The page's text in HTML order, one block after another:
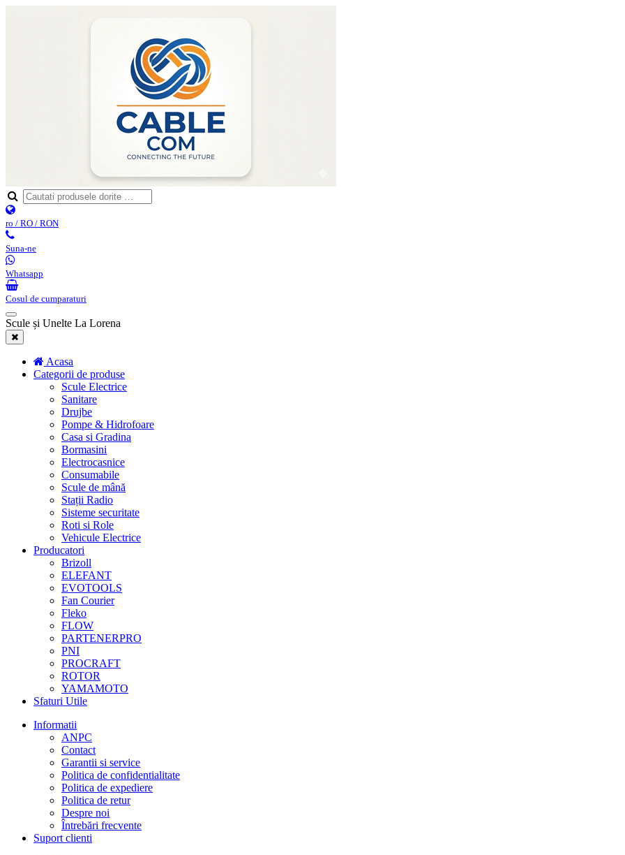
ro / RO / RON
Suna-ne
Whatsapp
Cosul de cumparaturi
Scule și Unelte La Lorena
Acasa
Categorii de produse
Scule Electrice
Sanitare
Drujbe
Pompe & Hidrofoare
Casa si Gradina
Bormasini
Electrocasnice
Consumabile
Scule de mână
Stații Radio
Sisteme securitate
Roti si Role
Vehicule Electrice
Producatori
Brizoll
ELEFANT
EVOTOOLS
Fan Courier
Fleko
FLOW
PARTENERPRO
PNI
PROCRAFT
ROTOR
YAMAMOTO
Sfaturi Utile
Informatii
ANPC
Contact
Garantii si service
Politica de confidentialitate
Politica de expediere
Politica de retur
Despre noi
Întrebări frecvente
Suport clienti